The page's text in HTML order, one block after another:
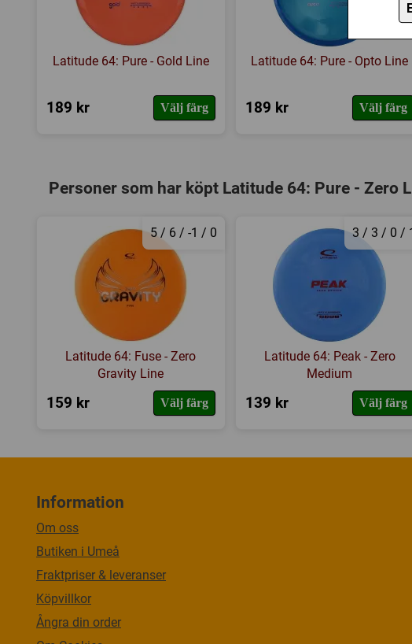
Latitude 64: Pure - Gold Line
189 kr Välj färg
Latitude 64: Pure - Opto Line
189 kr Välj färg
Personer som har köpt Latitude 64: Pure - Zero
5 / 6 / -1 / 0
Latitude 64: Fuse - Zero
Gravity Line
159 kr Välj färg
3 / 3 / 0 /
Latitude 64: Peak - Zero
Medium
139 kr Välj färg
Information
Om oss
Butiken i Umeå
Fraktpriser & leveranser
Köpvillkor
Ångra din order